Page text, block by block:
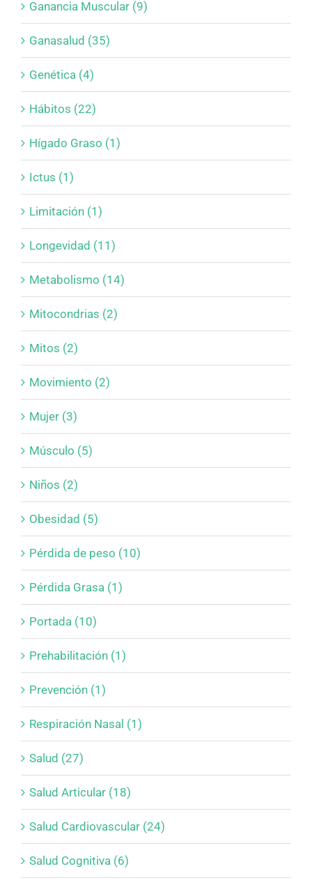
Ganancia Muscular (9)
Ganasalud (35)
Genética (4)
Hábitos (22)
Hígado Graso (1)
Ictus (1)
Limitación (1)
Longevidad (11)
Metabolismo (14)
Mitocondrias (2)
Mitos (2)
Movimiento (2)
Mujer (3)
Músculo (5)
Niños (2)
Obesidad (5)
Pérdida de peso (10)
Pérdida Grasa (1)
Portada (10)
Prehabilitación (1)
Prevención (1)
Respiración Nasal (1)
Salud (27)
Salud Articular (18)
Salud Cardiovascular (24)
Salud Cognitiva (6)